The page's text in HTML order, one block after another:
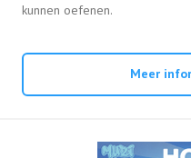
kunnen oefenen.
Meer